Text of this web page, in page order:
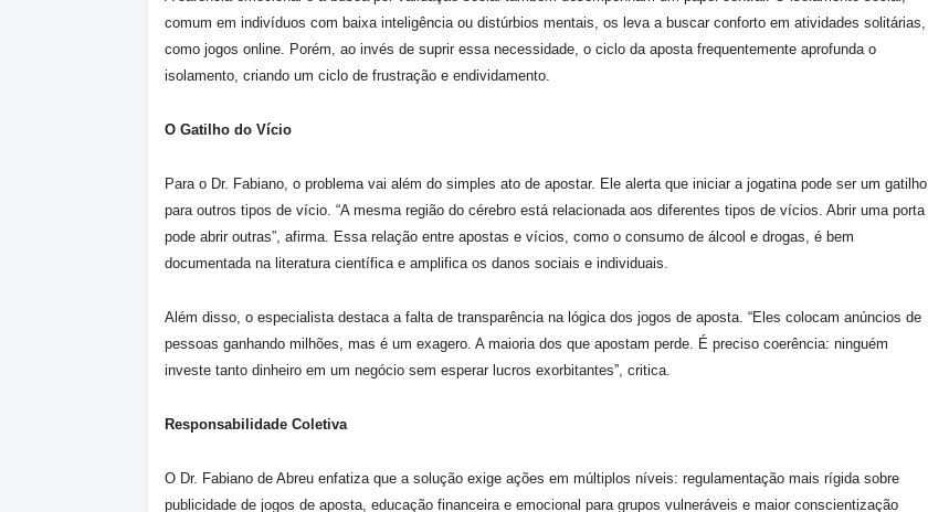
comum em indivíduos com baixa inteligência ou distúrbios mentais, os leva a buscar conforto em atividades solitárias,
como jogos online. Porém, ao invés de suprir essa necessidade, o ciclo da aposta frequentemente aprofunda o
isolamento, criando um ciclo de frustração e endividamento.
O Gatilho do Vício
Para o Dr. Fabiano, o problema vai além do simples ato de apostar. Ele alerta que iniciar a jogatina pode ser um gatilho
para outros tipos de vício. “A mesma região do cérebro está relacionada aos diferentes tipos de vícios. Abrir uma porta
pode abrir outras”, afirma. Essa relação entre apostas e vícios, como o consumo de álcool e drogas, é bem
documentada na literatura científica e amplifica os danos sociais e individuais.
Além disso, o especialista destaca a falta de transparência na lógica dos jogos de aposta. “Eles colocam anúncios de
pessoas ganhando milhões, mas é um exagero. A maioria dos que apostam perde. É preciso coerência: ninguém
investe tanto dinheiro em um negócio sem esperar lucros exorbitantes”, critica.
Responsabilidade Coletiva
O Dr. Fabiano de Abreu enfatiza que a solução exige ações em múltiplos níveis: regulamentação mais rígida sobre
publicidade de jogos de aposta, educação financeira e emocional para grupos vulneráveis e maior conscientização